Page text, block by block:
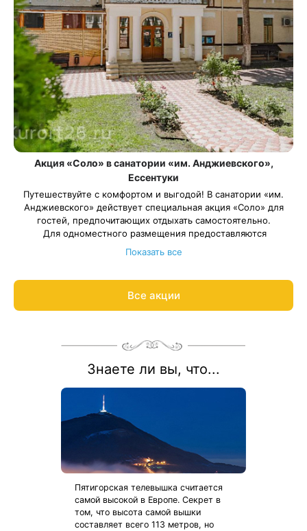
Акция «Соло» в санатории «им. Анджиевского»,
Ессентуки
Путешествуйте с комфортом и выгодой! В санатории «им.
Анджиевского» действует специальная акция «Соло» для
гостей, предпочитающих отдыхать самостоятельно.
Для одноместного размещения предоставляются
сниженные цены
номере.
«Общетерапевтическая», «Сахарный
диабет», «Специальная», «Оздоровительная»
августа 2026.
Рассчитаем цену со скидкой и забронируем отдых по
акции:8 800 700-15-77.
Показать все
Все акции
Знаете ли вы, что...
Пятигорская телевышка считается
самой высокой в Европе. Секрет в
том, что высота самой вышки
составляет всего 113 метров, но